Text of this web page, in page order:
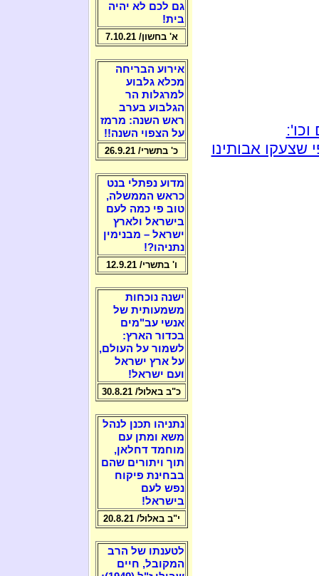
אבותינו
גם לכם לא יהיה
בית!
א' בחשון/ 7.10.21
אירוע הבריחה
מכלא גלבוע
למרגלות הר
הגלבוע בערב
ראש השנה: מרמז
על הצפוי השנה!!
כ' בתשרי/ 26.9.21
מדוע נפתלי בנט
כראש הממשלה,
טוב פי כמה לעם
בישראל ולארץ
ישראל – מבנימין
נתניהו?!
ו' בתשרי/ 12.9.21
ישנה נוכחות
משמעותית של
אנשי עב"מים
בכדור הארץ:
לשמור על העולם,
על ארץ ישראל
ועם ישראל!
כ"ב באלול/ 30.8.21
נתניהו תכנן לנהל
משא ומתן עם
מוחמד דחלאן,
תוך ויתורים שהם
בבחינת פיקוח
נפש לעם
בישראל!
י"ב באלול/ 20.8.21
לטענתו של הרב
המקובל, חיים